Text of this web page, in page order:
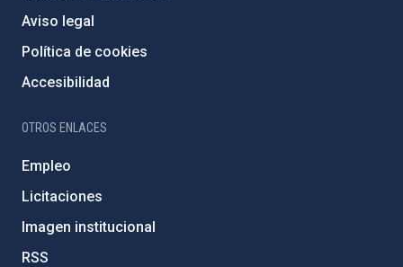
Aviso legal
Política de cookies
Accesibilidad
OTROS ENLACES
Empleo
Licitaciones
Imagen institucional
RSS